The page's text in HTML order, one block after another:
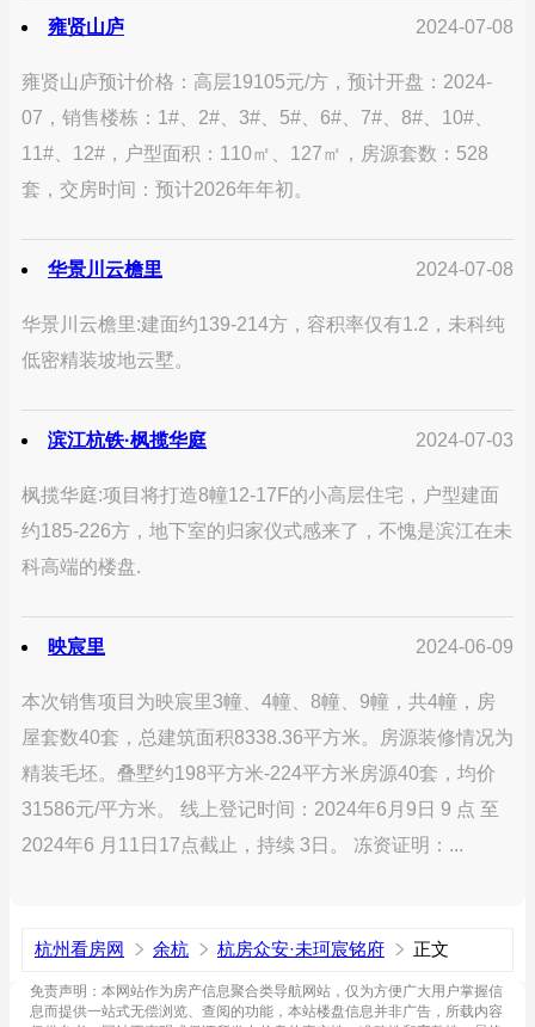
雍贤山庐 2024-07-08
雍贤山庐预计价格：高层19105元/方，预计开盘：2024-
07，销售楼栋：1#、2#、3#、5#、6#、7#、8#、10#、
11#、12#，户型面积：110㎡、127㎡，房源套数：528
套，交房时间：预计2026年年初。
华景川云檐里 2024-07-08
华景川云檐里:建面约139-214方，容积率仅有1.2，未科纯
低密精装坡地云墅。
滨江杭铁·枫揽华庭 2024-07-03
枫揽华庭:项目将打造8幢12-17F的小高层住宅，户型建面
约185-226方，地下室的归家仪式感来了，不愧是滨江在未
科高端的楼盘.
映宸里 2024-06-09
本次销售项目为映宸里3幢、4幢、8幢、9幢，共4幢，房
屋套数40套，总建筑面积8338.36平方米。房源装修情况为
精装毛坯。叠墅约198平方米-224平方米房源40套，均价
31586元/平方米。 线上登记时间：2024年6月9日 9 点 至
2024年6 月11日17点截止，持续 3日。 冻资证明：...
杭州看房网 余杭 杭房众安·未珂宸铭府 正文
免责声明：本网站作为房产信息聚合类导航网站，仅为方便广大用户掌握信
息而提供一站式无偿浏览、查阅的功能，本站楼盘信息并非广告，所载内容